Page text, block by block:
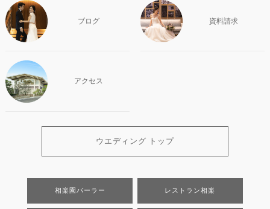
ブログ 資料請求
アクセス
ウエディング トップ
相楽園パーラー レストラン相楽